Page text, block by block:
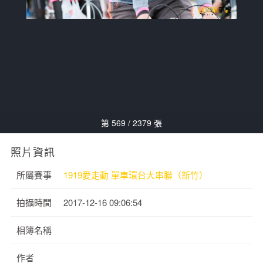
第 569 / 2379 張
照片資訊
所屬賽事 1919愛走動 單車環台大串聯（新竹）
拍攝時間 2017-12-16 09:06:54
相簿名稱
作者